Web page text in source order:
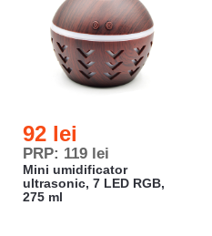
92 lei
PRP: 119 lei
Mini umidificator
ultrasonic, 7 LED RGB,
275 ml